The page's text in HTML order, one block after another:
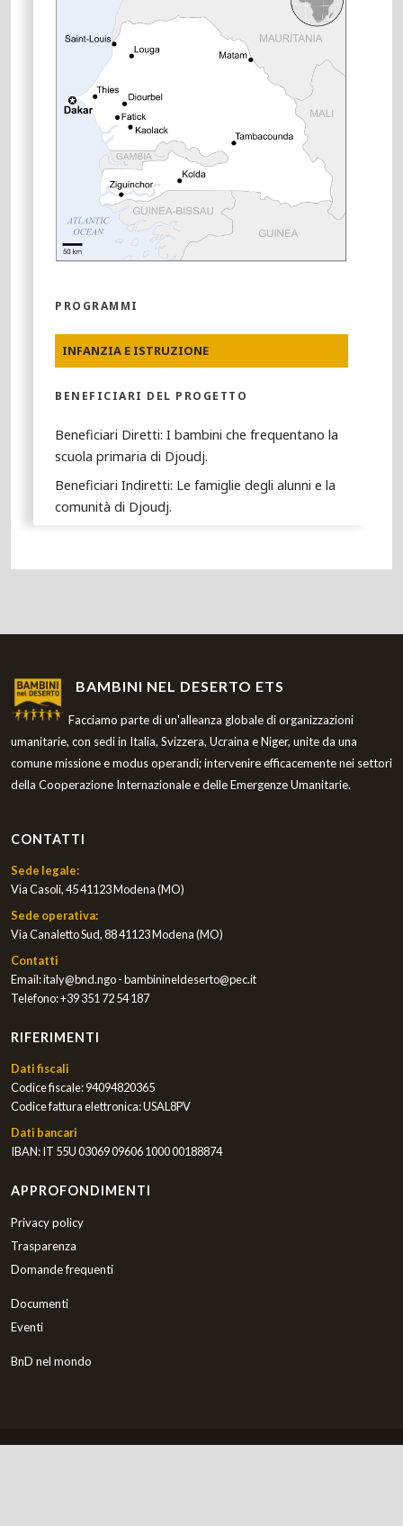
PROGRAMMI
INFANZIA E ISTRUZIONE
BENEFICIARI DEL PROGETTO
Beneficiari Diretti: I bambini che frequentano la
scuola primaria di Djoudj.
Beneficiari Indiretti: Le famiglie degli alunni e la
comunità di Djoudj.
BAMBINI NEL DESERTO ETS
Facciamo parte di un'alleanza globale di organizzazioni
umanitarie, con sedi in Italia, Svizzera, Ucraina e Niger, unite da una
comune missione e modus operandi; intervenire efficacemente nei settori
della Cooperazione Internazionale e delle Emergenze Umanitarie.
CONTATTI
Sede legale:
Via Casoli, 45 41123 Modena (MO)
Sede operativa:
Via Canaletto Sud, 88 41123 Modena (MO)
Contatti
Email:italy@bnd.ngo - bambinineldeserto@pec.it
Telefono:+39 351 72 54 187
RIFERIMENTI
Dati fiscali
Codice fiscale: 94094820365
Codice fattura elettronica: USAL8PV
Dati bancari
IBAN: IT 55U 03069 09606 1000 00188874
APPROFONDIMENTI
Privacy policy
Trasparenza
Domande frequenti
Documenti
Eventi
BnD nel mondo